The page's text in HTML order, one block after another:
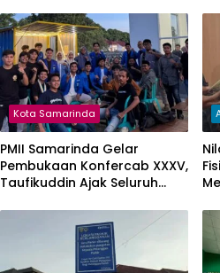
Kota Samarinda
PMII Samarinda Gelar
Pembukaan Konfercab XXXV,
Taufikuddin Ajak Seluruh